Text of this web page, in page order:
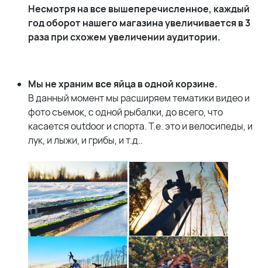
Несмотря на все вышеперечисленное, каждый
год оборот нашего магазина увеличивается в 3
раза при схожем увеличении аудитории.
Мы не храним все яйца в одной корзине.
В данный момент мы расширяем тематики видео и
фото съемок, с одной рыбалки, до всего, что
касается outdoor и спорта. Т.е. это и велосипеды, и
лук, и лыжи, и грибы, и т.д..